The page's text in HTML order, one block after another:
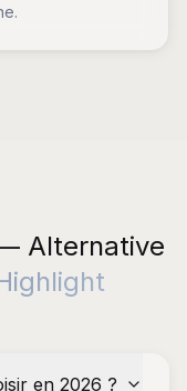
Alternative
en 2026 ?